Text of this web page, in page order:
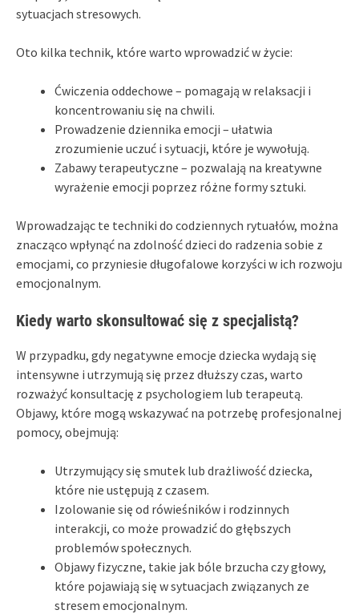
sytuacjach stresowych.
Oto kilka technik, które warto wprowadzić w życie:
Ćwiczenia oddechowe – pomagają w relaksacji i
koncentrowaniu się na chwili.
Prowadzenie dziennika emocji – ułatwia
zrozumienie uczuć i sytuacji, które je wywołują.
Zabawy terapeutyczne – pozwalają na kreatywne
wyrażenie emocji poprzez różne formy sztuki.
Wprowadzając te techniki do codziennych rytuałów, można
znacząco wpłynąć na zdolność dzieci do radzenia sobie z
emocjami, co przyniesie długofalowe korzyści w ich rozwoju
emocjonalnym.
Kiedy warto skonsultować się z specjalistą?
W przypadku, gdy negatywne emocje dziecka wydają się
intensywne i utrzymują się przez dłuższy czas, warto
rozważyć konsultację z psychologiem lub terapeutą.
Objawy, które mogą wskazywać na potrzebę profesjonalnej
pomocy, obejmują:
Utrzymujący się smutek lub drażliwość dziecka,
które nie ustępują z czasem.
Izolowanie się od rówieśników i rodzinnych
interakcji, co może prowadzić do głębszych
problemów społecznych.
Objawy fizyczne, takie jak bóle brzucha czy głowy,
które pojawiają się w sytuacjach związanych ze
stresem emocjonalnym.